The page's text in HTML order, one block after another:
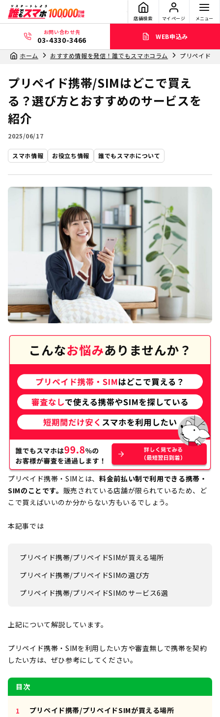
店舗検索 マイページ メニュー
お問い合わせ先
03-4330-3466 WEB申込み
ホーム おすすめ情報を発信！誰でもスマホコラム プリペイド携
プリペイド携帯/SIMはどこで買え
る？選び方とおすすめのサービスを
紹介
2025/06/17
スマホ情報 お役立ち情報 誰でもスマホについて
プリペイド携帯・SIMとは、 料金前払い制で利用できる携帯・
SIMのことです。 販売されている店舗が限られているため、ど
こで買えばいいのか分からない方もいるでしょう。
本記事では
プリペイド携帯/プリペイドSIMが買える場所
プリペイド携帯/プリペイドSIMの選び方
プリペイド携帯/プリペイドSIMのサービス6選
上記について解説しています。
プリペイド携帯・SIMを利用したい方や審査無しで携帯を契約
したい方は、ぜひ参考にしてください。
目次
プリペイド携帯/プリペイドSIMが買える場所